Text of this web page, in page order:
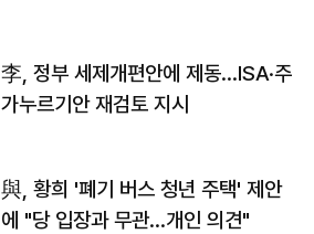
李, 정부 세제개편안에 제동…ISA·주
가누르기안 재검토 지시
與, 황희 '폐기 버스 청년 주택' 제안
에 "당 입장과 무관…개인 의견"